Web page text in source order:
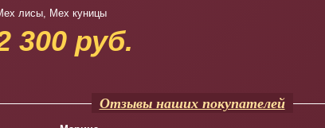
лисы, Мех куницы
300 руб.
Отзывы наших покупателей